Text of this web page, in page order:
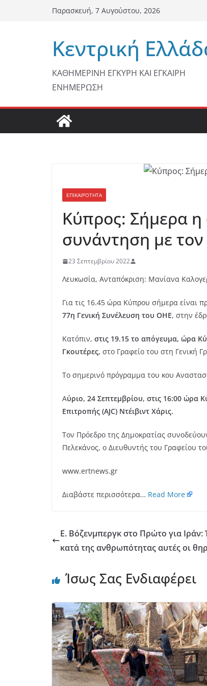
Παρασκευή, 7 Αυγούστου, 2026
Κεντρική
ΚΑΘΗΜΕΡΙΝΗ ΕΓΚΥΡΗ ΚΑΙ ΕΓΚΑΙΡΗ
ΕΝΗΜΕΡΩΣΗ
ΕΠΙΚΑΙΡΟΤΗΤΑ
Κύπρος: Σήμερα
συνάντηση με
23 Σεπτεμβρίου 2022
Λευκωσία, Ανταπόκριση: Μανίανα
Για τις 16.45 ώρα Κύπρου σήμερα είναι
77η Γενική Συνέλευση του ΟΗΕ, στην
Κατόπιν, στις 19.15 το απόγευμα, ώρα
Γκουτέρες, στο Γραφείο του στη Γενική
Το σημερινό πρόγραμμα του κου
Αύριο, 24 Σεπτεμβρίου, στις 16:00 ώρα
Επιτροπής (AJC) Ντέιβιντ Χάρις.
Τον Πρόεδρο της Δημοκρατίας
Πελεκάνος, ο Διευθυντής του Γραφείου
www.ertnews.gr
Διαβάστε περισσότερα… Read More
Ε. Βόζενμπεργκ στο Πρώτο για
κατά της ανθρωπότητας αυτές οι
Ίσως Σας Ενδιαφέρει